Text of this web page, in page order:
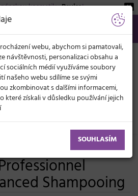
kosmetikuBeviro!
Kč
Šampony Bez vitality a objemu
hustoty
Shampooing
webu, abychom si pamatovali,
návštěvnosti, personalizaci obsahu a
sociálních médií využíváme soubory
našeho webu sdílíme se svými
zkombinovat s dalšími informacemi,
které získali v důsledku používání jejich
SOUHLASÍM